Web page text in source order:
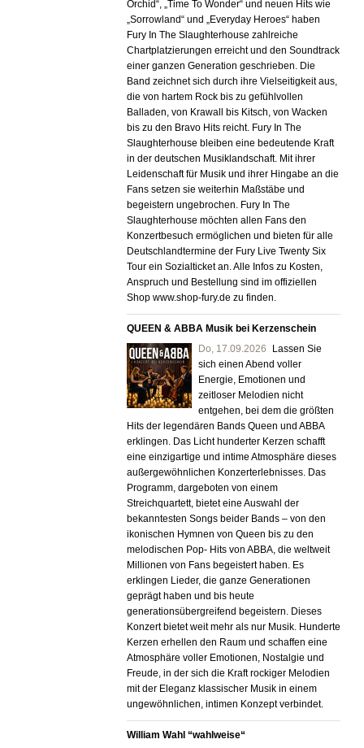
Orchid“, „Time To Wonder“ und neuen Hits wie
„Sorrowland“ und „Everyday Heroes“ haben
Fury In The Slaughterhouse zahlreiche
Chartplatzierungen erreicht und den Soundtrack
einer ganzen Generation geschrieben. Die
Band zeichnet sich durch ihre Vielseitigkeit aus,
die von hartem Rock bis zu gefühlvollen
Balladen, von Krawall bis Kitsch, von Wacken
bis zu den Bravo Hits reicht. Fury In The
Slaughterhouse bleiben eine bedeutende Kraft
in der deutschen Musiklandschaft. Mit ihrer
Leidenschaft für Musik und ihrer Hingabe an die
Fans setzen sie weiterhin Maßstäbe und
begeistern ungebrochen. Fury In The
Slaughterhouse möchten allen Fans den
Konzertbesuch ermöglichen und bieten für alle
Deutschlandtermine der Fury Live Twenty Six
Tour ein Sozialticket an. Alle Infos zu Kosten,
Anspruch und Bestellung sind im offiziellen
Shop www.shop-fury.de zu finden.
QUEEN & ABBA Musik bei Kerzenschein
Do, 17.09.2026
Lassen Sie
sich einen Abend voller
Energie, Emotionen und
zeitloser Melodien nicht
entgehen, bei dem die größten
Hits der legendären Bands Queen und ABBA
erklingen. Das Licht hunderter Kerzen schafft
eine einzigartige und intime Atmosphäre dieses
außergewöhnlichen Konzerterlebnisses. Das
Programm, dargeboten von einem
Streichquartett, bietet eine Auswahl der
bekanntesten Songs beider Bands – von den
ikonischen Hymnen von Queen bis zu den
melodischen Pop- Hits von ABBA, die weltweit
Millionen von Fans begeistert haben. Es
erklingen Lieder, die ganze Generationen
geprägt haben und bis heute
generationsübergreifend begeistern. Dieses
Konzert bietet weit mehr als nur Musik. Hunderte
Kerzen erhellen den Raum und schaffen eine
Atmosphäre voller Emotionen, Nostalgie und
Freude, in der sich die Kraft rockiger Melodien
mit der Eleganz klassischer Musik in einem
ungewöhnlichen, intimen Konzept verbindet.
William Wahl “wahlweise“